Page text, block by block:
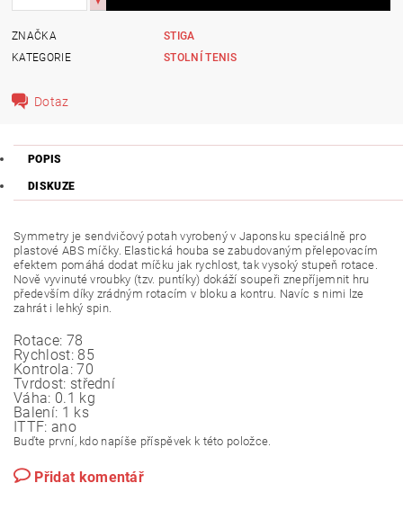
ZNAČKA
STIGA
KATEGORIE
STOLNÍ TENIS
Dotaz
POPIS
DISKUZE
Symmetry je sendvičový potah vyrobený v Japonsku speciálně pro
plastové ABS míčky. Elastická houba se zabudovaným přelepovacím
efektem pomáhá dodat míčku jak rychlost, tak vysoký stupeň rotace.
Nově vyvinuté vroubky (tzv. puntíky) dokáží soupeři znepříjemnit hru
především díky zrádným rotacím v bloku a kontru. Navíc s nimi lze
zahrát i lehký spin.
Rotace: 78
Rychlost: 85
Kontrola: 70
Tvrdost: střední
Váha: 0.1 kg
Balení: 1 ks
ITTF: ano
Buďte první, kdo napíše příspěvek k této položce.
Přidat komentář